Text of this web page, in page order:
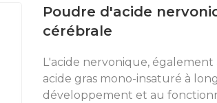
Poudre d'acide
cérébrale
L'acide nervonique,
acide gras mono-insaturé à
développement et au